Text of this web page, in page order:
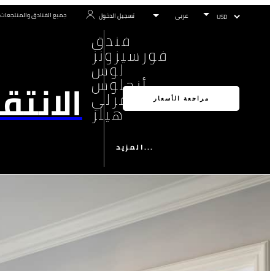
جميع الفنادق والمنتجعات تسجيل الدخول
فندق
فورسيزونز
لوس
أنجلوس
بيفرلي
هيلز
المزيد...
مراجعة الأسعار